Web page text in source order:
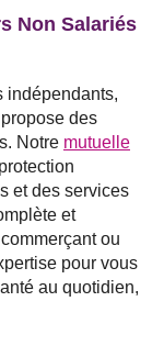
Non Salariés
indépendants,
des
Notre mutuelle
et des services
et
ou
pour vous
au quotidien,